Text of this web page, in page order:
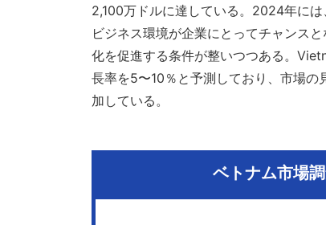
2,100万ドルに達している。2024年に
ビジネス環境が企業にとってチャンス
化を促進する条件が整いつつある。
長率を5〜10％と予測しており、市場の
加している。
ベトナム市場